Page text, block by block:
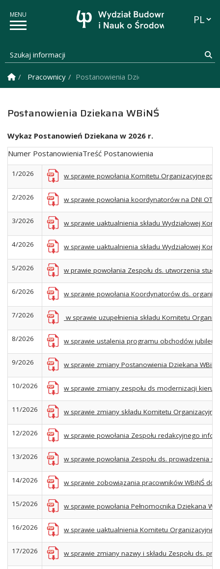
Szukaj informacji
Strona Główna
Pracownicy Postanowienia Dziekana WBiNŚ
Postanowienia Dziekana WBiNŚ
Wykaz Postanowień Dziekana w 2026 r.
Numer PostanowieniaTreść Postanowienia
1/2026 w sprawie powołania Komitetu Organizacyjnego
2/2026 w sprawie powołania koordynatorów na DNI
3/2026 w sprawie uaktualnienia składu Wydziałowej
4/2026 w sprawie uaktualnienia składu Wydziałowej
5/2026 w prawie powołania Zespołu ds. utworzenia
6/2026 w sprawie powołania Koordynatorów ds.
7/2026 w sprawie uzupełnienia składu Komitetu
8/2026 w sprawie ustalenia programu obchodów
9/2026 w sprawie zmiany Postanowienia Dziekana
10/2026 w sprawie zmiany zespołu ds modernizacji
11/2026 w sprawie zmiany składu Komitetu
12/2026 w sprawie powołania Zespołu redakcyjnego
13/2026 w sprawie powołania Zespołu ds. prowadzenia
14/2026 w sprawie zobowiązania pracowników WBiNŚ
15/2026 w sprawie powołania Pełnomocnika Dziekana
16/2026 w sprawie uaktualnienia Komitetu
17/2026 w sprawie zmiany nazwy i składu Zespołu ds.